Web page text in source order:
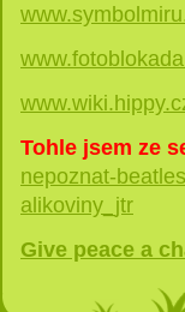
Tohle jsem ze
nepoznat-
alikoviny_jtr
Give peace a